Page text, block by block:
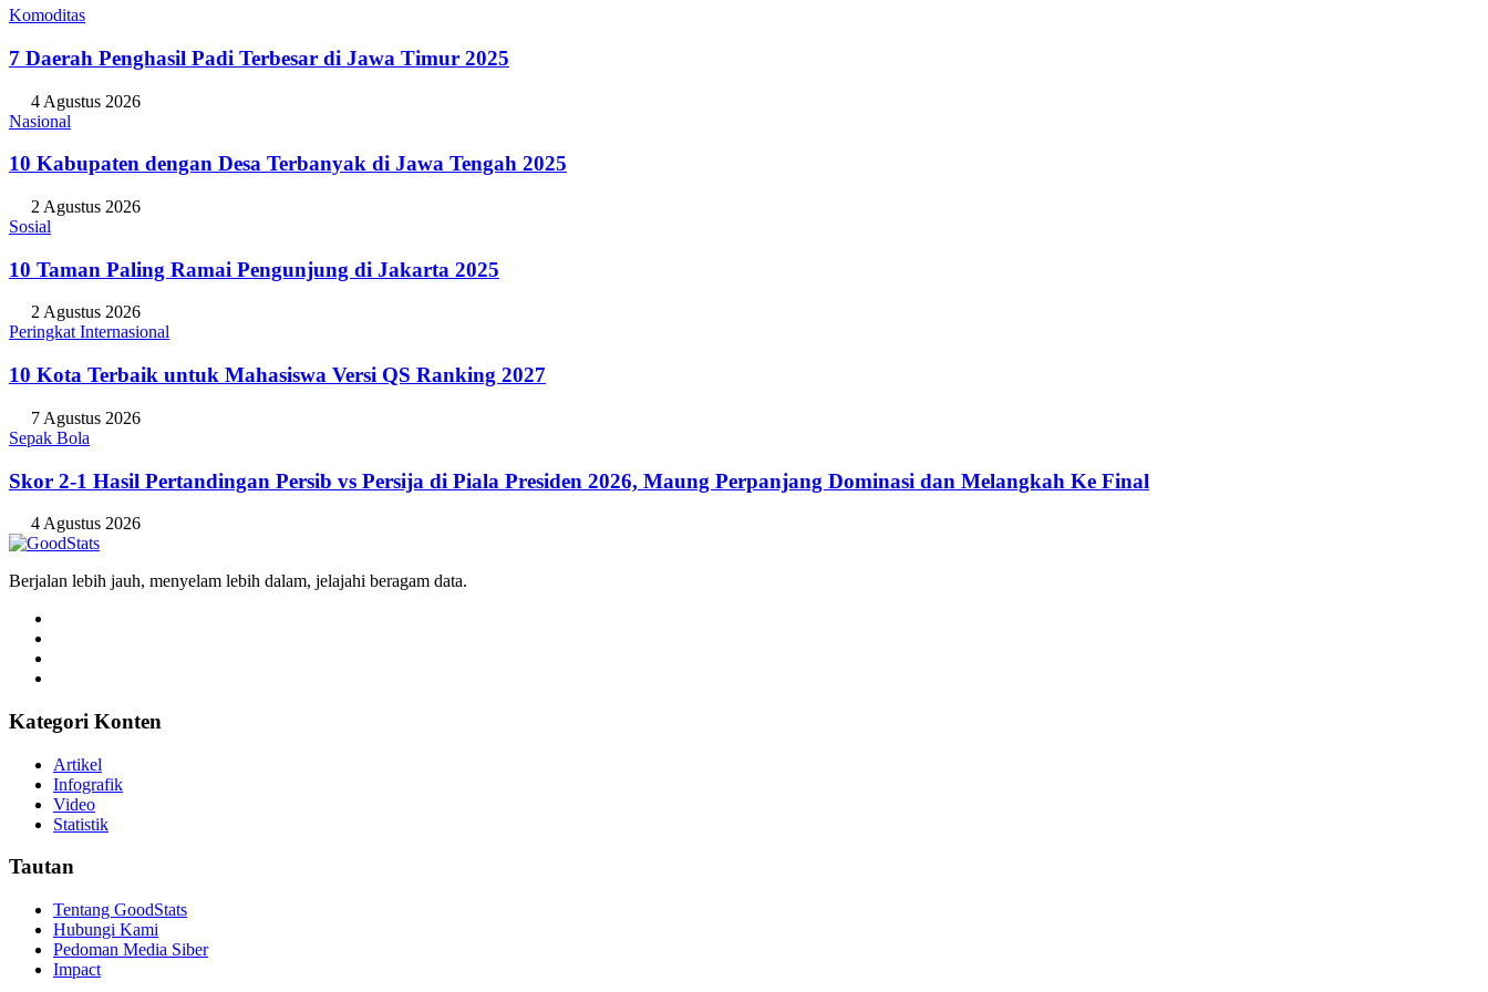
Komoditas
7 Daerah Penghasil Padi Terbesar di Jawa Timur 2025
4 Agustus 2026
Nasional
10 Kabupaten dengan Desa Terbanyak di Jawa Tengah 2025
2 Agustus 2026
Sosial
10 Taman Paling Ramai Pengunjung di Jakarta 2025
2 Agustus 2026
Peringkat Internasional
10 Kota Terbaik untuk Mahasiswa Versi QS Ranking 2027
7 Agustus 2026
Sepak Bola
Skor 2-1 Hasil Pertandingan Persib vs Persija di Piala Presiden 2026, Maung Perpanjang Dominasi dan Melangkah Ke Final
4 Agustus 2026
Berjalan lebih jauh, menyelam lebih dalam, jelajahi beragam data.
Kategori Konten
Artikel
Infografik
Video
Statistik
Tautan
Tentang GoodStats
Hubungi Kami
Pedoman Media Siber
Impact